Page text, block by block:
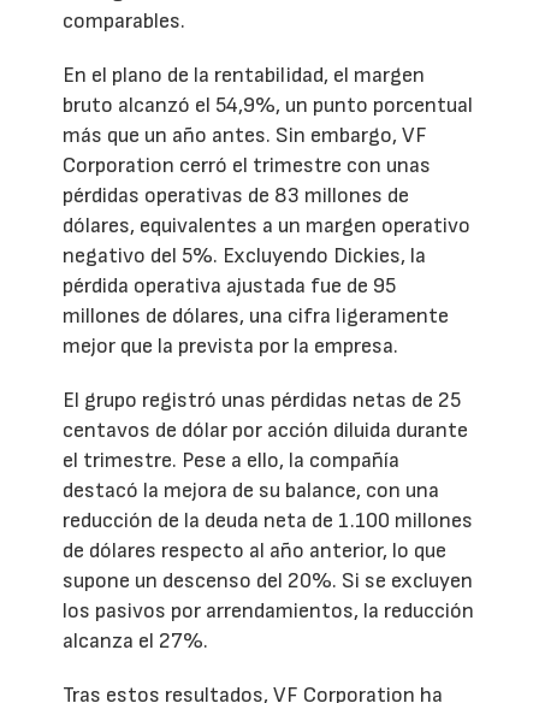
comparables.
En el plano de la rentabilidad, el margen
bruto alcanzó el 54,9%, un punto porcentual
más que un año antes. Sin embargo, VF
Corporation cerró el trimestre con unas
pérdidas operativas de 83 millones de
dólares, equivalentes a un margen operativo
negativo del 5%. Excluyendo Dickies, la
pérdida operativa ajustada fue de 95
millones de dólares, una cifra ligeramente
mejor que la prevista por la empresa.
El grupo registró unas pérdidas netas de 25
centavos de dólar por acción diluida durante
el trimestre. Pese a ello, la compañía
destacó la mejora de su balance, con una
reducción de la deuda neta de 1.100 millones
de dólares respecto al año anterior, lo que
supone un descenso del 20%. Si se excluyen
los pasivos por arrendamientos, la reducción
alcanza el 27%.
Tras estos resultados, VF Corporation ha